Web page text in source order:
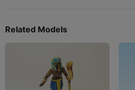
Related Models